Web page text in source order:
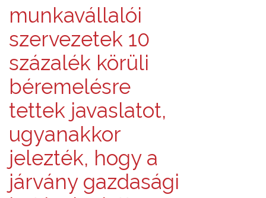
munkavállalói
szervezetek 10
százalék körüli
béremelésre
tettek javaslatot,
ugyanakkor
jelezték, hogy a
járvány gazdasági